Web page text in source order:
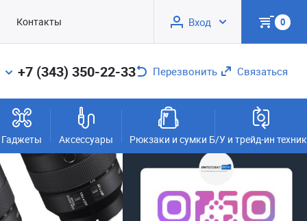
Контакты Вход 0
+7 (343) 350-22-33 Перезвонить Связаться
Гаджеты Аксессуары Рюкзаки и сумки Б/У и трейд-ин